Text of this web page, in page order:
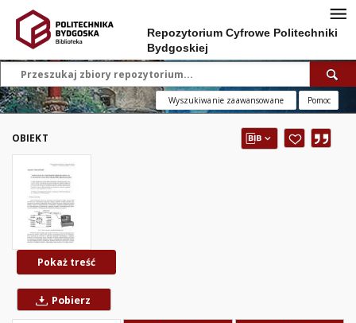
Repozytorium Cyfrowe Politechniki
Bydgoskiej
Wyszukiwanie zaawansowane Pomoc
OBIEKT
Pokaż treść
Pobierz